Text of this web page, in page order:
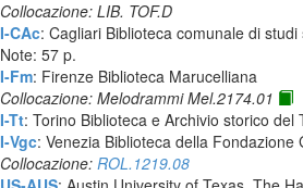
Collocazione: LIB. TOF.D
I-CAc: Cagliari Biblioteca comunale di studi
Note: 57 p.
I-Fm: Firenze Biblioteca Marucelliana
Collocazione: Melodrammi Mel.2174.01
I-Tt: Torino Biblioteca e Archivio storico del
I-Vgc: Venezia Biblioteca della Fondazione
Collocazione: ROL.1219.08